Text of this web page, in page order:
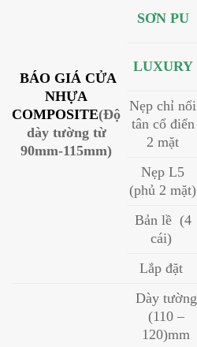
BÁO GIÁ CỬA
NHỰA
COMPOSITE(Độ
dày tường từ
90mm-115mm)
SƠN PU
LUXURY
Nẹp chỉ nổi
tân cổ điển
2 mặt
Nẹp L5
(phủ 2 mặt)
Bản lề (4
cái)
Lắp đặt
Dày tường
(110 –
120)mm